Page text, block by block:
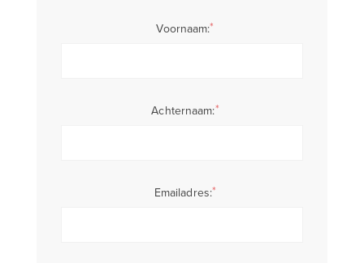
Voornaam:*
Achternaam:*
Emailadres:*